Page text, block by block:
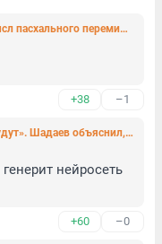
«Мы хотим мира»: Песков объяснил смысл пасхального перемирия
+38 –1
«Рядовые граждане штрафоваться не будут». Шадаев объяснил, кому грозят штрафы за поиск экстремистских материалов в Сети
нейросеть
+60 –0